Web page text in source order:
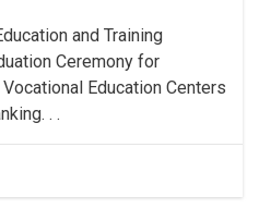
and Training
Ceremony for
Education Centers
. .